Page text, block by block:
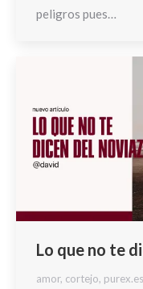
peligros pues…
Lo que no te
amor, cortejo, purex.es